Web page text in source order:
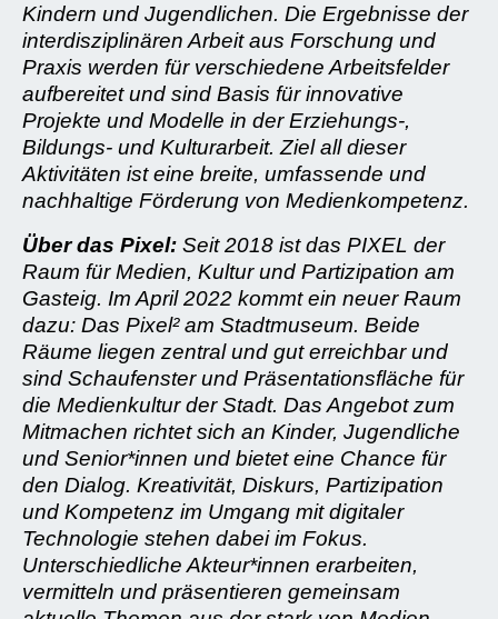
Kindern und Jugendlichen. Die Ergebnisse der
interdisziplinären Arbeit aus Forschung und
Praxis werden für verschiedene Arbeitsfelder
aufbereitet und sind Basis für innovative
Projekte und Modelle in der Erziehungs-,
Bildungs- und Kulturarbeit. Ziel all dieser
Aktivitäten ist eine breite, umfassende und
nachhaltige Förderung von Medienkompetenz.
Über das Pixel: Seit 2018 ist das PIXEL der
Raum für Medien, Kultur und Partizipation am
Gasteig. Im April 2022 kommt ein neuer Raum
dazu: Das Pixel² am Stadtmuseum. Beide
Räume liegen zentral und gut erreichbar und
sind Schaufenster und Präsentationsfläche für
die Medienkultur der Stadt. Das Angebot zum
Mitmachen richtet sich an Kinder, Jugendliche
und Senior*innen und bietet eine Chance für
den Dialog. Kreativität, Diskurs, Partizipation
und Kompetenz im Umgang mit digitaler
Technologie stehen dabei im Fokus.
Unterschiedliche Akteur*innen erarbeiten,
vermitteln und präsentieren gemeinsam